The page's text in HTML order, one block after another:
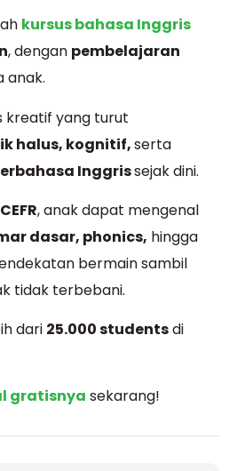
kursus bahasa Inggris
, dengan pembelajaran
anak.
kreatif yang turut
halus, kognitif,serta
Inggrissejak dini.
, anak dapat mengenal
dasar, phonics, hingga
bermain sambil
tidak terbebani.
dari 25.000 studentsdi
gratisnya sekarang!